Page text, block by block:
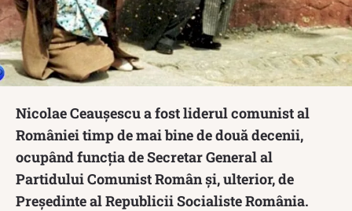
Nicolae Ceaușescu a fost liderul comunist al
României timp de mai bine de două decenii,
ocupând funcția de Secretar General al
Partidului Comunist Român și, ulterior, de
Președinte al Republicii Socialiste România.